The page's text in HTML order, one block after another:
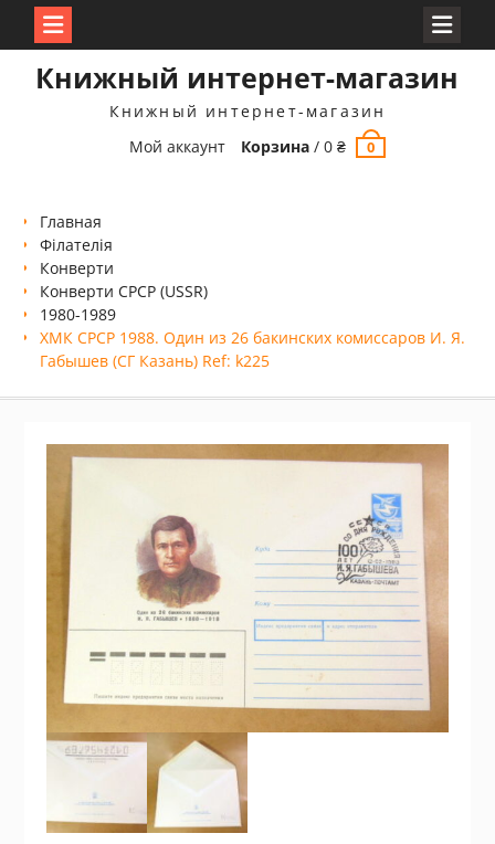
Книжный интернет-магазин
Книжный интернет-магазин
Мой аккаунт
Корзина /0₴ 0
Главная
Філателія
Конверти
Конверти СРСР (USSR)
1980-1989
ХМК СРСР 1988. Один из 26 бакинских комиссаров И. Я.
Габышев (СГ Казань) Ref: k225